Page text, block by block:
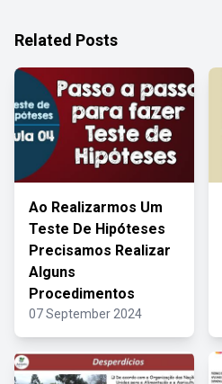
Related Posts
Ao Realizarmos Um
Teste De Hipóteses
Precisamos Realizar
Alguns
Procedimentos
07 September 2024